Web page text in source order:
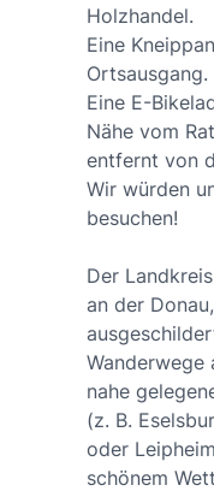
Holzhandel.
Eine
Ortsausgang.
Eine E-
Nähe vom
entfernt von
Wir würden
besuchen!
Der
an der
Wanderwege
nahe
(z. B.
oder
schönem